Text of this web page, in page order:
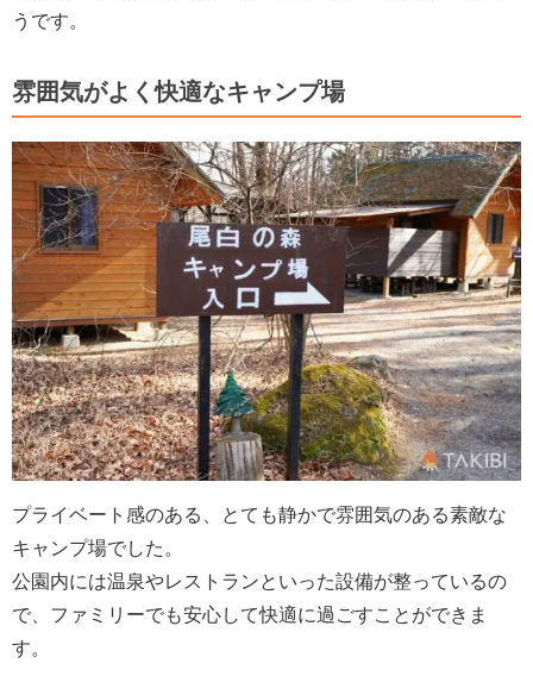
うです。
雰囲気がよく快適なキャンプ場
プライベート感のある、とても静かで雰囲気のある素敵な
キャンプ場でした。
公園内には温泉やレストランといった設備が整っているの
で、ファミリーでも安心して快適に過ごすことができま
す。